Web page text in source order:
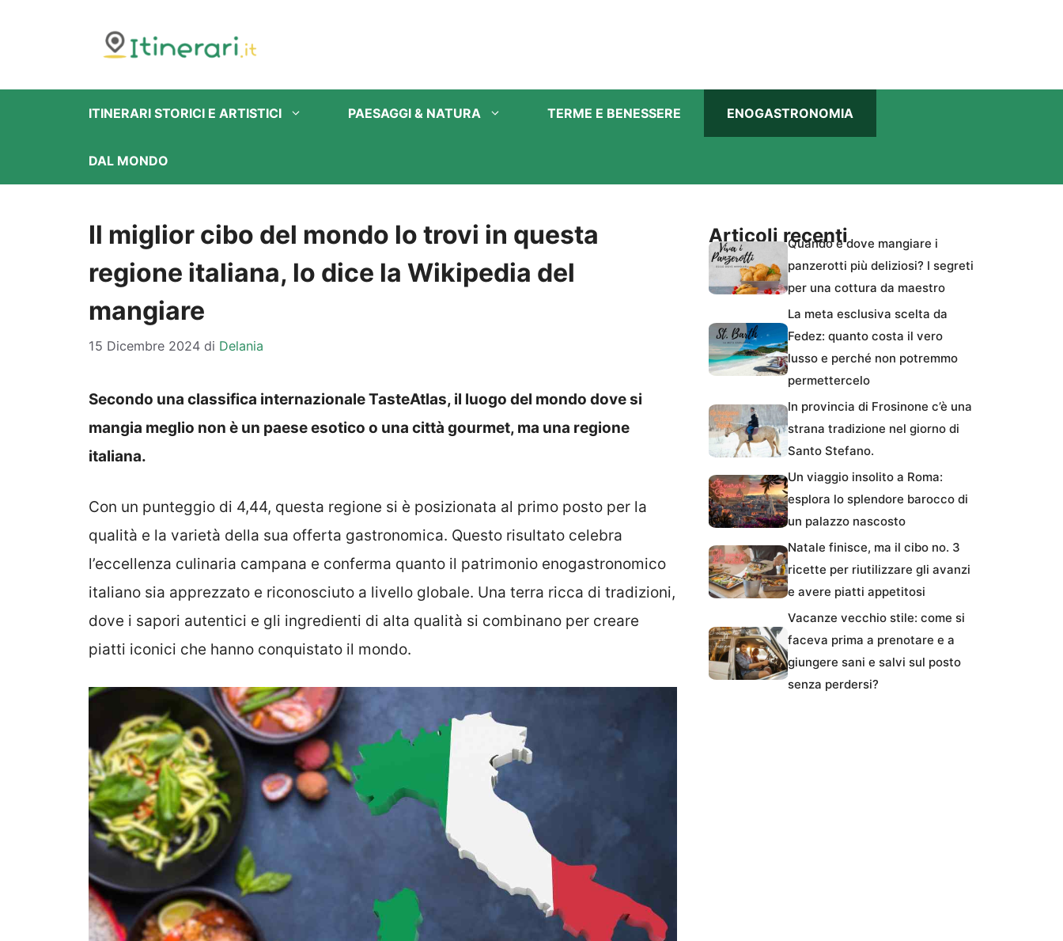
ITINERARI STORICI E ARTISTICI PAESAGGI & NATURA TERME E BENESSERE ENOGASTRONOMIA
DAL MONDO
Il miglior cibo del mondo lo trovi in questa
regione italiana, lo dice la Wikipedia del
mangiare
15 Dicembre 2024 di Delania
Secondo una classifica internazionale TasteAtlas, il luogo del mondo dove si
mangia meglio non è un paese esotico o una città gourmet, ma una regione
italiana.
Con un punteggio di 4,44, questa regione si è posizionata al primo posto per la
qualità e la varietà della sua offerta gastronomica. Questo risultato celebra
l’eccellenza culinaria campana e conferma quanto il patrimonio enogastronomico
italiano sia apprezzato e riconosciuto a livello globale. Una terra ricca di tradizioni,
dove i sapori autentici e gli ingredienti di alta qualità si combinano per creare
piatti iconici che hanno conquistato il mondo.
Articoli recentiQuando e dove mangiare i
panzerotti più deliziosi? I segreti
per una cottura da maestro
La meta esclusiva scelta da
Fedez: quanto costa il vero
lusso e perché non potremmo
permettercelo
In provincia di Frosinone c’è una
strana tradizione nel giorno di
Santo Stefano.
Un viaggio insolito a Roma:
esplora lo splendore barocco di
un palazzo nascosto
Natale finisce, ma il cibo no. 3
ricette per riutilizzare gli avanzi
e avere piatti appetitosi
Vacanze vecchio stile: come si
faceva prima a prenotare e a
giungere sani e salvi sul posto
senza perdersi?